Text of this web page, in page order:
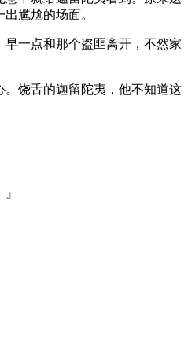
尴尬的场面。
一点和那个盗匪离开，不然家
饶舌的迦留陀夷，他不知道这